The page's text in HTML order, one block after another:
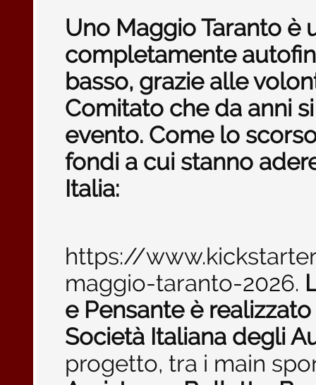
Uno Maggio Taranto è
completamente
basso, grazie alle
Comitato che da anni
evento. Come lo
fondi a cui stanno
Italia:
https://
maggio-taranto-2026.
e Pensante è
Società Italiana degli
progetto, tra i main